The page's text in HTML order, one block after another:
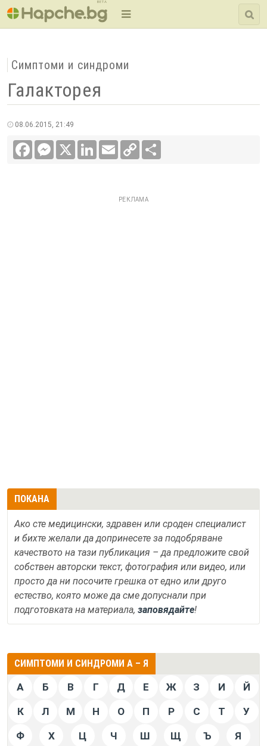
BETA
Симптоми и синдроми
Галакторея
08.06.2015, 21:49
FacebookMessenger LinkedInEmail
Copy
Link
РЕКЛАМА
ПОКАНА
Ако сте медицински, здравен или сроден специалист
и бихте желали да допринесете за подобряване
качеството на тази публикация – да предложите свой
собствен авторски текст, фотография или видео, или
просто да ни посочите грешка от едно или друго
естество, която може да сме допуснали при
подготовката на материала, заповядайте!
СИМПТОМИ И СИНДРОМИ А – Я
А Б В Г Д Е Ж З И Й
К Л М Н О П Р С Т У
Ф Х Ц Ч Ш Щ Ъ Я